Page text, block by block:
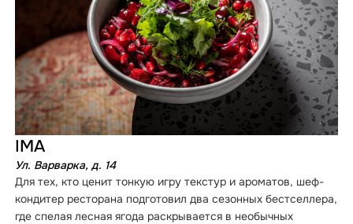
IMA
Ул. Варварка, д. 14
Для тех, кто ценит тонкую игру текстур и ароматов, шеф-
кондитер ресторана подготовил два сезонных бестселлера,
где спелая лесная ягода раскрывается в необычных